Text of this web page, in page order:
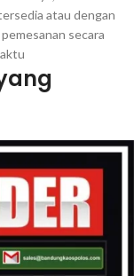
atau dengan
secara